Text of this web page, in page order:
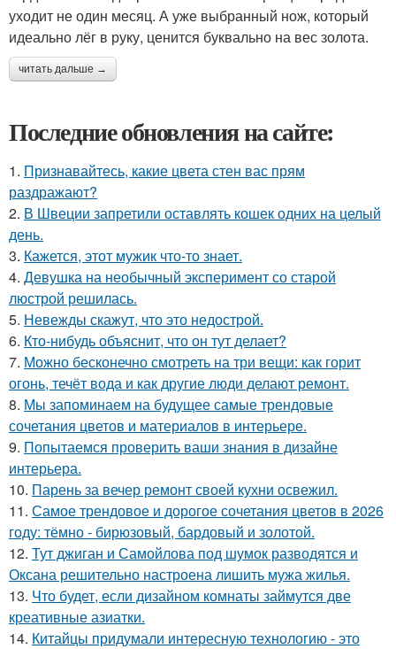
уходит не один месяц. А уже выбранный нож, который
идеально лёг в руку, ценится буквально на вес золота.
читать дальше →
Последние обновления на сайте:
1. Признавайтесь, какие цвета стен вас прям
раздражают?
2. В Швеции запретили оставлять кошек одних на целый
день.
3. Кажется, этот мужик что-то знает.
4. Девушка на необычный эксперимент со старой
люстрой решилась.
5. Невежды скажут, что это недострой.
6. Кто-нибудь объяснит, что он тут делает?
7. Можно бесконечно смотреть на три вещи: как горит
огонь, течёт вода и как другие люди делают ремонт.
8. Мы запоминаем на будущее самые трендовые
сочетания цветов и материалов в интерьере.
9. Попытаемся проверить ваши знания в дизайне
интерьера.
10. Парень за вечер ремонт своей кухни освежил.
11. Самое трендовое и дорогое сочетания цветов в 2026
году: тёмно - бирюзовый, бардовый и золотой.
12. Тут джиган и Самойлова под шумок разводятся и
Оксана решительно настроена лишить мужа жилья.
13. Что будет, если дизайном комнаты займутся две
креативные азиатки.
14. Китайцы придумали интересную технологию - это